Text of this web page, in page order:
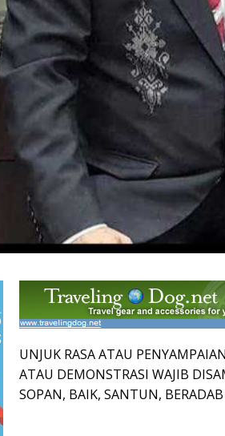
UNJUK RASA ATAU
ATAU DEMONSTRASI WAJIB
SOPAN, BAIK, SANTUN,